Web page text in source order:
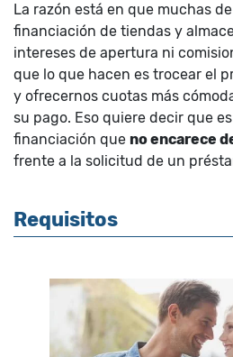
La razón está en que muchas
financiación de tiendas y
intereses de apertura ni
que lo que hacen es trocear el
y ofrecernos cuotas más
su pago. Eso quiere decir que
financiación que no encarece
frente a la solicitud de un
Requisitos